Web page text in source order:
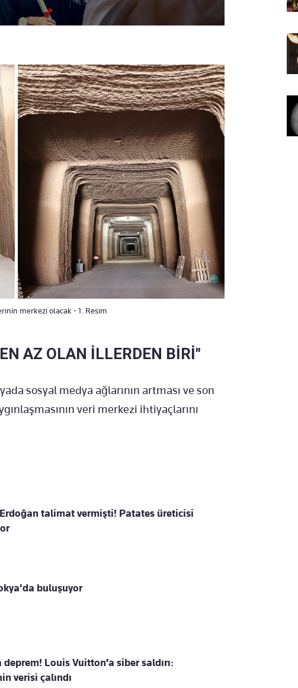
merkezi olacak - 1. Resim
AZ OLAN İLLERDEN BİRİ"
sosyal medya ağlarının artması ve son
veri merkezi ihtiyaçlarını
talimat vermişti! Patates üreticisi
buluşuyor
Louis Vuitton’a siber saldırı:
verisi çalındı